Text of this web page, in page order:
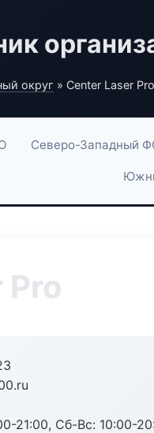
округ » Center Laser Pro
Северо-Западный
Pro
21:00, Сб-Вс: 10:00-